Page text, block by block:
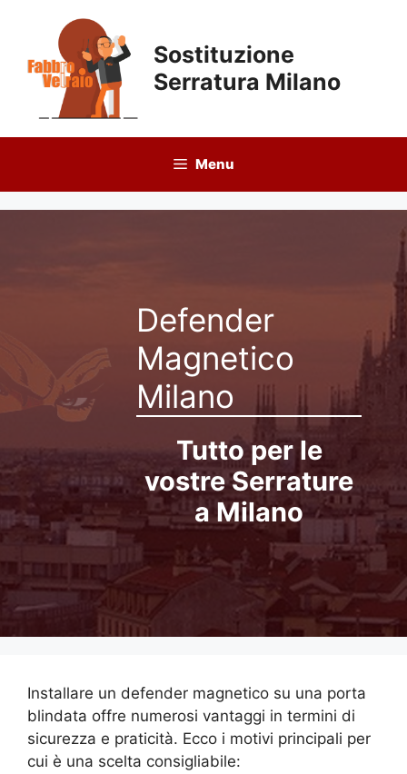
contenuto
Sostituzione
Serratura Milano
Menu
Defender
Magnetico
Milano
Tutto per le
vostre Serrature
a Milano
Installare un defender magnetico su una porta
blindata offre numerosi vantaggi in termini di
sicurezza e praticità. Ecco i motivi principali per
cui è una scelta consigliabile: